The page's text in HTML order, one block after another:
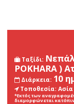
Ταξίδι:
POKHARA )
Διάρκεια: 10
Τοποθεσία:
*Εκτός των
διαμορφώνεται